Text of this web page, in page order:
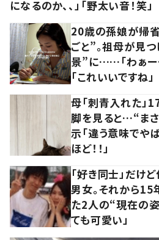
になるのか、、」「野太い音！笑」
20歳の孫娘が帰
ごと”。祖母が見
景”に……「わぁー
「これいいですね」
母「刺青入れた」
脚を見ると…“ま
示「違う意味でやば
ほど！！」
「好き同士」だけ
男女。それから
た2人の“現在の
ても可愛い」